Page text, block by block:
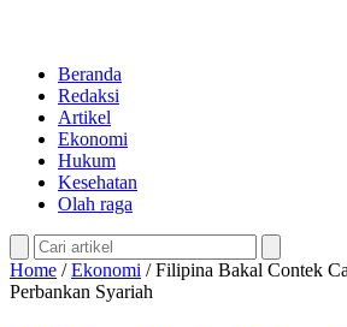
Beranda
Redaksi
Artikel
Ekonomi
Hukum
Kesehatan
Olah raga
Home /Ekonomi /Filipina Bakal Contek
Perbankan Syariah